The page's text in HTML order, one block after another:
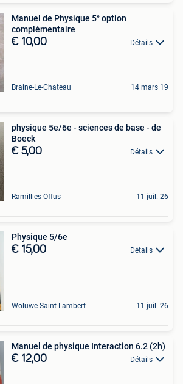
Manuel de Physique 5° option
complémentaire
€ 10,00 Détails
Braine-Le-Chateau 14 mars 19
physique 5e/6e - sciences de base - de
Boeck
€ 5,00 Détails
Ramillies-Offus 11 juil. 26
Physique 5/6e
€ 15,00 Détails
Woluwe-Saint-Lambert 11 juil. 26
Manuel de physique Interaction 6.2 (2h)
€ 12,00 Détails